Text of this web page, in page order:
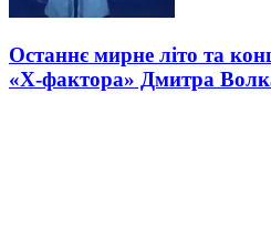
Останнє мирне літо та
«Х-фактора» Дмитра